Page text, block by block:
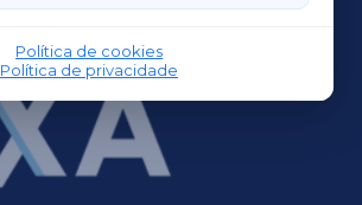
Política de cookies
Política de privacidade
OURENSEXA